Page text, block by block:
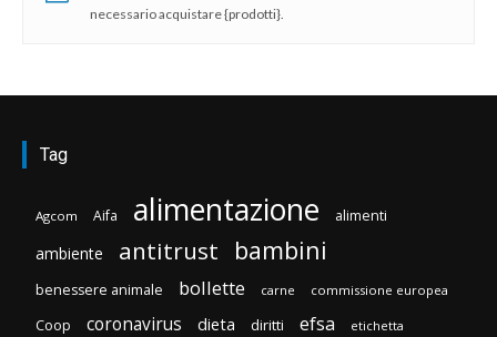
necessario acquistare {prodotti}.
Tag
Agcom Aifa alimentazione alimenti
ambiente antitrust bambini
benessere animale bollette carne commissione europea
Coop coronavirus dieta diritti efsa etichetta